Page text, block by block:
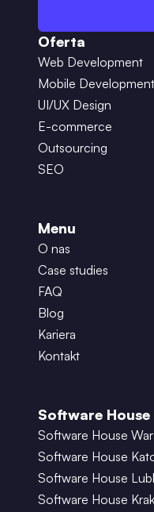
Oferta
Web Development
Mobile Development
UI/UX Design
E-commerce
Outsourcing
SEO
Menu
O nas
Case studies
FAQ
Blog
Kariera
Kontakt
Software House
Software House
Software House
Software House
Software House